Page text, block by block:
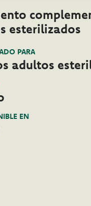
esterilizados
PARA
adultos
EN